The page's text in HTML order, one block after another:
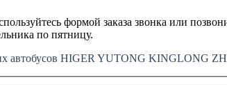
формой заказа звонка или
по пятницу.
автобусов HIGER YUTONG KINGLONG